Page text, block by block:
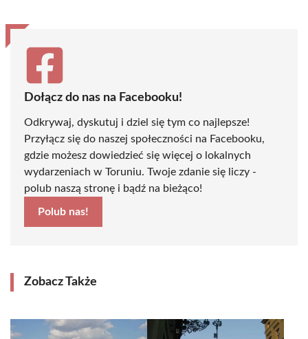
Dołącz do nas na Facebooku!
Odkrywaj, dyskutuj i dziel się tym co najlepsze!
Przyłącz się do naszej społeczności na Facebooku,
gdzie możesz dowiedzieć się więcej o lokalnych
wydarzeniach w Toruniu. Twoje zdanie się liczy -
polub naszą stronę i bądź na bieżąco!
Polub nas!
Zobacz Także